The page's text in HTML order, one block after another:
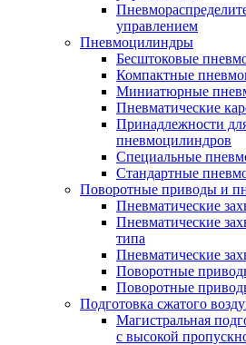
управлением
Пневмоцилиндры
Бесштоковые
Компактные
Миниатюрные
Пневматические
Принадлежности
пневмоцилиндров
Специальные
Стандартные
Поворотные приводы и
Пневматические
Пневматические
типа
Пневматические
Поворотные
Поворотные
Подготовка сжатого
Магистральная
c высокой